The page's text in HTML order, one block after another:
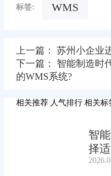
标签: WMS
上一篇： 苏州小企业
下一篇： 智能制造时
的WMS系统?
相关推荐 人气排行 相关标
智
择